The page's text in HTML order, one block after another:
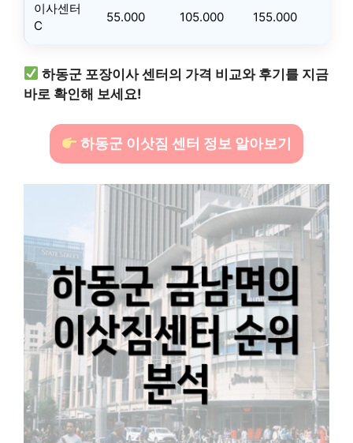
이사센터
C
55.000 105.000 155.000
하동군 포장이사 센터의 가격 비교와 후기를 지금
바로 확인해 보세요!
하동군 이삿짐 센터 정보 알아보기